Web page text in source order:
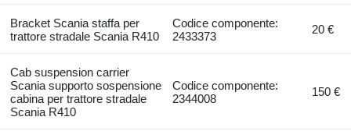
Bracket Scania staffa per
trattore stradale Scania R410
Codice componente:
2433373
20 €
Cab suspension carrier
Scania supporto sospensione
cabina per trattore stradale
Scania R410
Codice componente:
2344008
150 €